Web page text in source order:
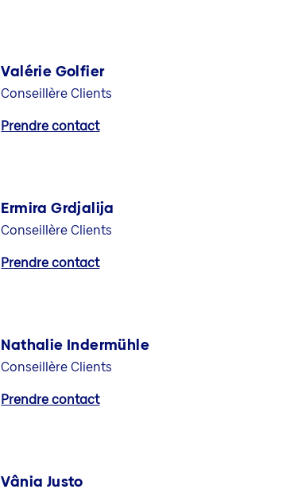
Valérie Golfier
Conseillère Clients
Prendre contact
Ermira Grdjalija
Conseillère Clients
Prendre contact
Nathalie Indermühle
Conseillère Clients
Prendre contact
Vânia Justo